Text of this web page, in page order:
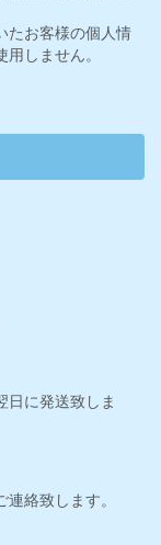
たお客様の個人情
しません。
日に発送致しま
絡致します。